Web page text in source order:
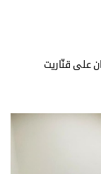
على قنّاريت